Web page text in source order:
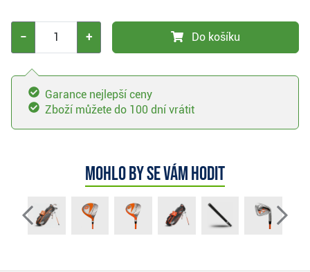
− + Do košíku
Garance nejlepší ceny
Zboží můžete do 100 dní vrátit
Mohlo by se vám hodit